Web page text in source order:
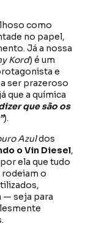
como
no papel,
Já a nossa
Kord) é um
e
ser prazeroso
que a química
que são os
).
Azuldos
o Vin Diesel,
ela que tudo
rodeiam o
— seja para